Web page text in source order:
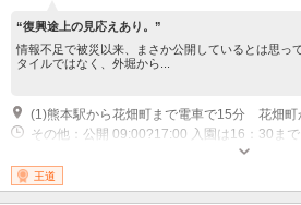
“復興途上の見応えあり。”
情報不足で被災以来、まさか公開しているとは思っ
タイルではなく、外堀から...
(1)熊本駅から花畑町まで電車で15分 花畑町
その他：公開 09:00?17:00 入園は16：30まで
王道